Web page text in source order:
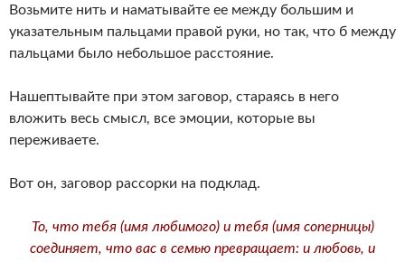
Возьмите нить и наматывайте ее между большим и
указательным пальцами правой руки, но так, что б между
пальцами было небольшое расстояние.
Нашептывайте при этом заговор, стараясь в него
вложить весь смысл, все эмоции, которые вы
переживаете.
Вот он, заговор рассорки на подклад.
То, что тебя (имя любимого) и тебя (имя соперницы)
соединяет, что вас в семью превращает: и любовь, и